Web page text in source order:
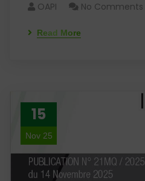
OAPI No Comments
Read More
15
Nov 25